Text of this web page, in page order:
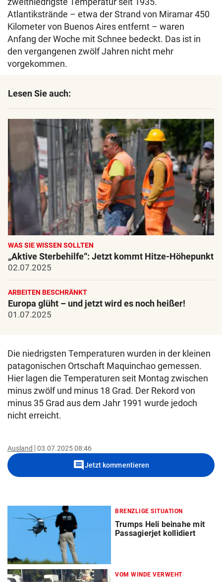
Atlantikstrände – etwa der Strand von Miramar 450
Kilometer von Buenos Aires entfernt – waren
Anfang der Woche mit Schnee bedeckt. Das ist in
den vergangenen zwölf Jahren nicht mehr
vorgekommen.
Lesen Sie auch:
WAS SIE WISSEN SOLLTEN
„Aktive Sterbehilfe“: Jetzt kommt Hitze-Höhepunkt
02.07.2025
ARBEITEN BESCHRÄNKT
Europa glüht – und jetzt wird es noch heißer!
01.07.2025
Die niedrigsten Temperaturen wurden in der kleinen
patagonischen Ortschaft Maquinchao gemessen.
Hier lagen die Temperaturen seit Montag zwischen
minus zwölf und minus 18 Grad. Der Rekord von
minus 35 Grad aus dem Jahr 1991 wurde jedoch
nicht erreicht.
Ausland 03.07.2025 08:46
commentJetzt kommentieren
BRENZLIGE SITUATION
Trumps Heli beinahe mit
Passagierjet kollidiert
VOM WINDE VERWEHT